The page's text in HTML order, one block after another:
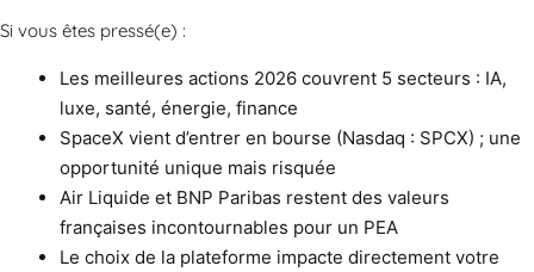
Si vous êtes pressé(e) :
Les meilleures actions 2026 couvrent 5 secteurs : IA,
luxe, santé, énergie, finance
SpaceX vient d’entrer en bourse (Nasdaq : SPCX) ; une
opportunité unique mais risquée
Air Liquide et BNP Paribas restent des valeurs
françaises incontournables pour un PEA
Le choix de la plateforme impacte directement votre